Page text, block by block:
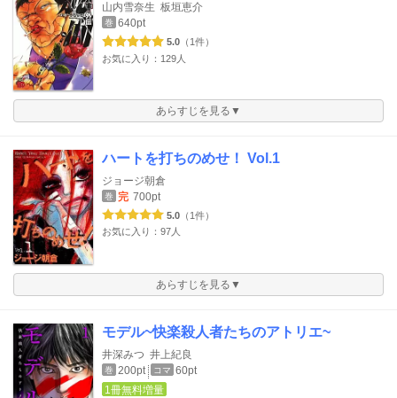
山内雪奈生 板垣恵介
巻 640pt
5.0 （1件）
お気に入り：129人
あらすじを見る▼
ハートを打ちのめせ！ Vol.1
ジョージ朝倉
巻 完 700pt
5.0 （1件）
お気に入り：97人
あらすじを見る▼
モデル~快楽殺人者たちのアトリエ~
井深みつ 井上紀良
巻 200pt コマ 60pt
1冊無料増量